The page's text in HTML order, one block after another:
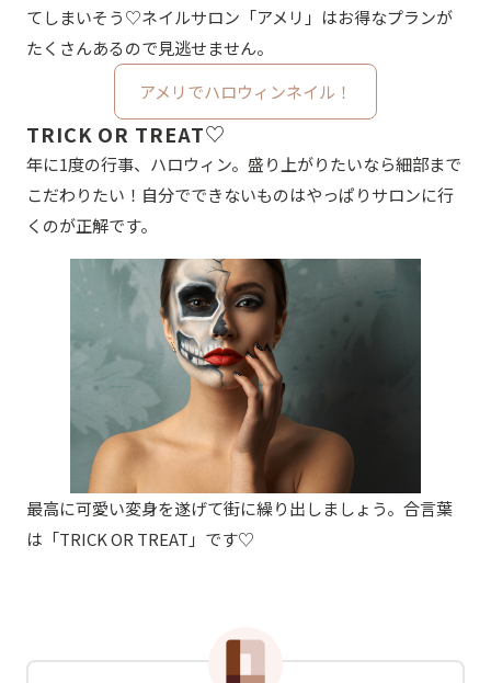
てしまいそう♡ネイルサロン「アメリ」はお得なプランが
たくさんあるので見逃せません。
アメリでハロウィンネイル！
TRICK OR TREAT♡
年に1度の行事、ハロウィン。盛り上がりたいなら細部まで
こだわりたい！自分でできないものはやっぱりサロンに行
くのが正解です。
最高に可愛い変身を遂げて街に繰り出しましょう。合言葉
は「TRICK OR TREAT」です♡